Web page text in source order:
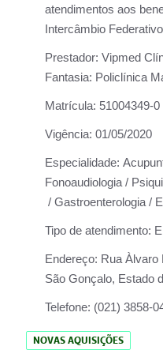
atendimentos aos
Intercâmbio
Prestador: Vipmed
Fantasia: Policlínica
Matrícula: 51004349-0
Vigência: 01/05/2020
Especialidade:
Fonoaudiologia /
/ Gastroenterologia /
Tipo de atendimento:
Endereço: Rua Àlvaro
São Gonçalo, Estado
Telefone: (021) 3858-
NOVAS AQUISIÇÕES